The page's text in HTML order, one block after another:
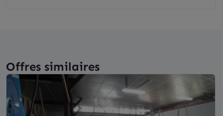
Offres similaires